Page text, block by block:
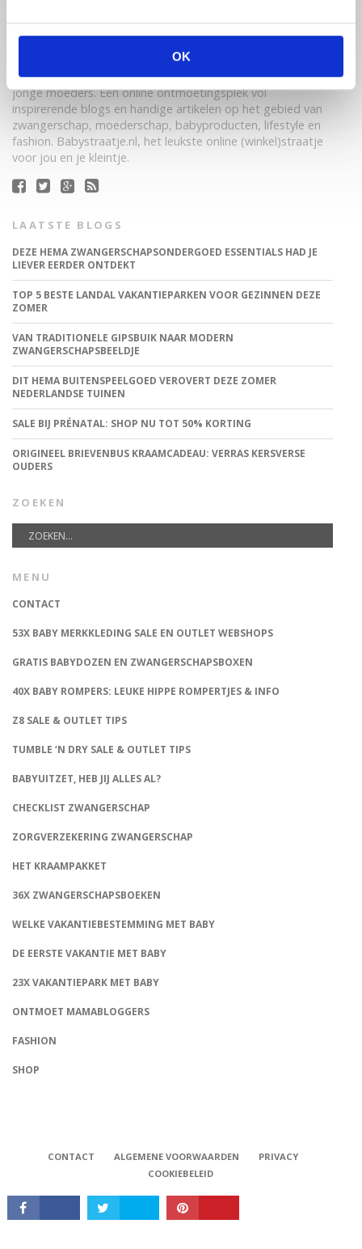
OK
Babystraatje.nl is een uniek platform voor aanstaande en
jonge moeders. Een online ontmoetingsplek vol
inspirerende blogs en handige artikelen op het gebied van
zwangerschap, moederschap, babyproducten, lifestyle en
fashion. Babystraatje.nl, het leukste online (winkel)straatje
voor jou en je kleintje.
LAATSTE BLOGS
DEZE HEMA ZWANGERSCHAPSONDERGOED ESSENTIALS HAD JE
LIEVER EERDER ONTDEKT
TOP 5 BESTE LANDAL VAKANTIEPARKEN VOOR GEZINNEN DEZE
ZOMER
VAN TRADITIONELE GIPSBUIK NAAR MODERN
ZWANGERSCHAPSBEELDJE
DIT HEMA BUITENSPEELGOED VEROVERT DEZE ZOMER
NEDERLANDSE TUINEN
SALE BIJ PRÉNATAL: SHOP NU TOT 50% KORTING
ORIGINEEL BRIEVENBUS KRAAMCADEAU: VERRAS KERSVERSE
OUDERS
ZOEKEN
MENU
CONTACT
53X BABY MERKKLEDING SALE EN OUTLET WEBSHOPS
GRATIS BABYDOZEN EN ZWANGERSCHAPSBOXEN
40X BABY ROMPERS: LEUKE HIPPE ROMPERTJES & INFO
Z8 SALE & OUTLET TIPS
TUMBLE ‘N DRY SALE & OUTLET TIPS
BABYUITZET, HEB JIJ ALLES AL?
CHECKLIST ZWANGERSCHAP
ZORGVERZEKERING ZWANGERSCHAP
HET KRAAMPAKKET
36X ZWANGERSCHAPSBOEKEN
WELKE VAKANTIEBESTEMMING MET BABY
DE EERSTE VAKANTIE MET BABY
23X VAKANTIEPARK MET BABY
ONTMOET MAMABLOGGERS
FASHION
SHOP
CONTACT ALGEMENE VOORWAARDEN
PRIVACY
COOKIEBELEID
Babystraatje.nl, Copyright © 2019